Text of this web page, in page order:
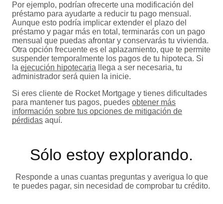
Por ejemplo, podrían ofrecerte una modificación del
préstamo para ayudarte a reducir tu pago mensual.
Aunque esto podría implicar extender el plazo del
préstamo y pagar más en total, terminarás con un pago
mensual que puedas afrontar y conservarás tu vivienda.
Otra opción frecuente es el aplazamiento, que te permite
suspender temporalmente los pagos de tu hipoteca. Si
la ejecución hipotecaria llega a ser necesaria, tu
administrador será quien la inicie.
Si eres cliente de Rocket Mortgage y tienes dificultades
para mantener tus pagos, puedes obtener más
información sobre tus opciones de mitigación de
pérdidas aquí.
Sólo estoy explorando​.
Responde a unas cuantas preguntas y averigua lo que
te puedes pagar, sin necesidad de comprobar tu crédito.